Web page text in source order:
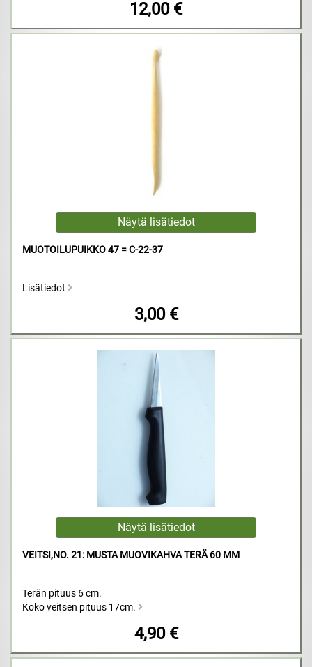
12,00 €
MUOTOILUPUIKKO 47 = C-22-37
Lisätiedot
3,00 €
VEITSI,NO. 21: MUSTA MUOVIKAHVA TERÄ 60 MM
Terän pituus 6 cm.
Koko veitsen pituus 17cm.
4,90 €